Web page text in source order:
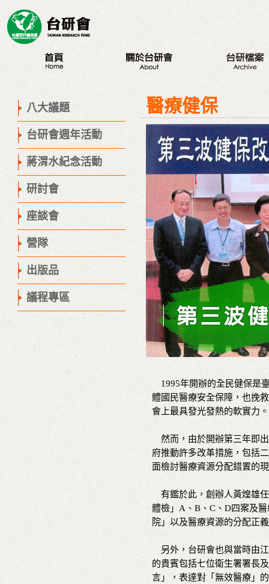
董事會
台研會週年活動
蔣渭水紀念活動
研討會
座談會
營隊
出版品
議程專區
八大議題
台研會週年活動
蔣渭水紀念活動
研討會
座談會
營隊
出版品
議程專區
醫療健保
1995年開辦的全民健保是
體國民醫療安全保障，也挽
會上最具發光發熱的軟實力。
然而，由於開辦第三年即
府推動許多改革措施，包括
面檢討醫療資源分配錯置的
有鑑於此，創辦人黃煌雄
體檢」A、B、C、D四案及
院」以及醫療資源的分配正
另外，台研會也與當時由
的貴賓包括七位衛生署署長
言」，表達對「無效醫療」